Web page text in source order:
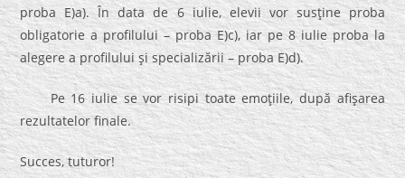
proba E)a). În data de 6 iulie, elevii vor susţine proba
obligatorie a profilului – proba E)c), iar pe 8 iulie proba la
alegere a profilului şi specializării – proba E)d).
Pe 16 iulie se vor risipi toate emoţiile, după afişarea
rezultatelor finale.
Succes, tuturor!